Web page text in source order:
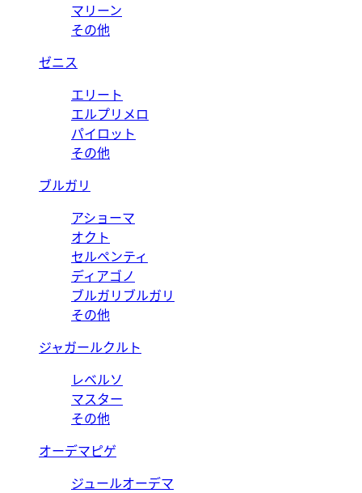
マリーン
その他
ゼニス
エリート
エルプリメロ
パイロット
その他
ブルガリ
アショーマ
オクト
セルペンティ
ディアゴノ
ブルガリブルガリ
その他
ジャガールクルト
レベルソ
マスター
その他
オーデマピゲ
ジュールオーデマ